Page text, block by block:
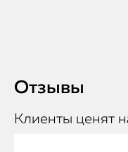
Отзывы
Клиенты ценят